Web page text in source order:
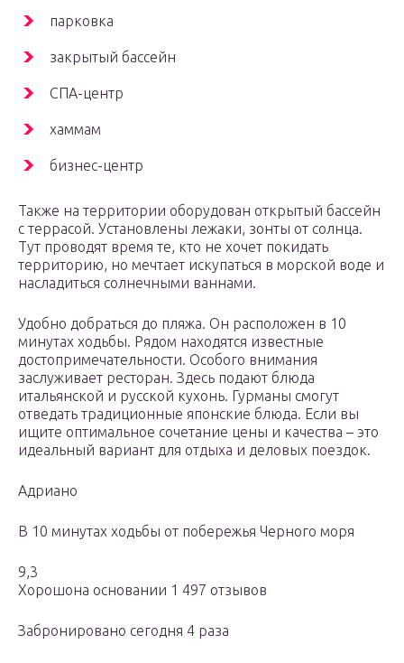
парковка
закрытый бассейн
СПА-центр
хаммам
бизнес-центр
Также на территории оборудован открытый бассейн
с террасой. Установлены лежаки, зонты от солнца.
Тут проводят время те, кто не хочет покидать
территорию, но мечтает искупаться в морской воде и
насладиться солнечными ваннами.
Удобно добраться до пляжа. Он расположен в 10
минутах ходьбы. Рядом находятся известные
достопримечательности. Особого внимания
заслуживает ресторан. Здесь подают блюда
итальянской и русской кухонь. Гурманы смогут
отведать традиционные японские блюда. Если вы
ищите оптимальное сочетание цены и качества – это
идеальный вариант для отдыха и деловых поездок.
Адриано
В 10 минутах ходьбы от побережья Черного моря
9,3
Хорошона основании 1 497 отзывов
Забронировано сегодня 4 раза